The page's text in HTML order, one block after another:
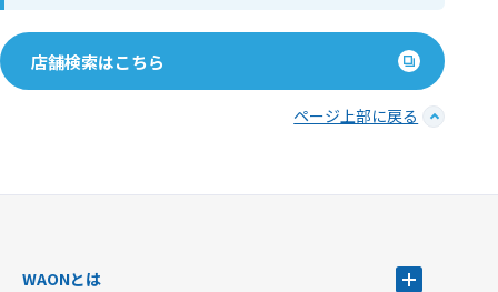
店舗検索はこちら
ページ上部に戻る
WAONとは